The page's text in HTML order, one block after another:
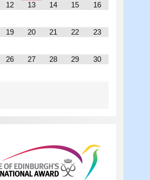
12 13 14 15 16
19 20 21 22 23
26 27 28 29 30